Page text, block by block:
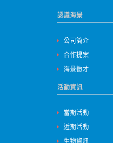
認識海景
公司簡介
合作提案
海景徵才
活動資訊
當期活動
近期活動
生物資訊